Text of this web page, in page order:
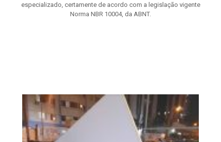
especializado, certamente de acordo com a legislação vigente
Norma NBR 10004, da ABNT.